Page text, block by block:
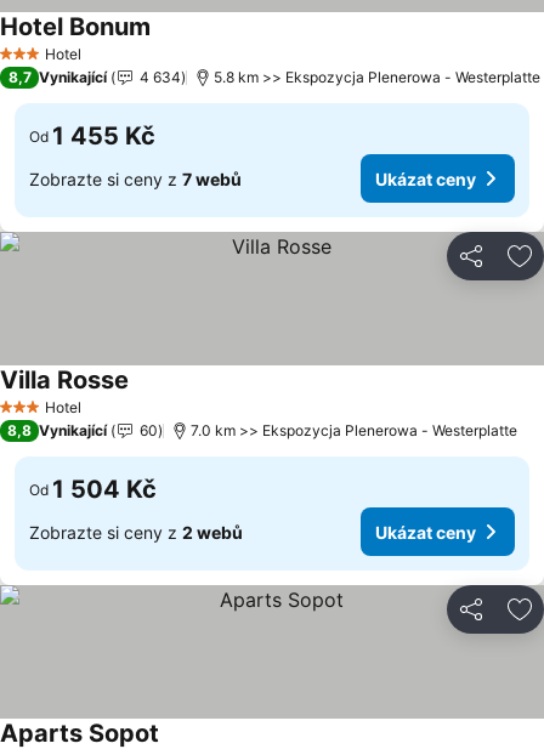
3 Počet hvězdiček
Hotel
Hotel Bonum
8,7 Vynikající 4 634 5.8 km >> Ekspozycja Plenerowa - Westerplatte
Od 1 455 Kč
Zobrazte si ceny z 7 webů Ukázat ceny
Sdílet
3 Počet hvězdiček
Hotel
Villa Rosse
8,8 Vynikající 60 7.0 km >> Ekspozycja Plenerowa - Westerplatte
Od 1 504 Kč
Zobrazte si ceny z 2 webů Ukázat ceny
Sdílet
Aparts Sopot